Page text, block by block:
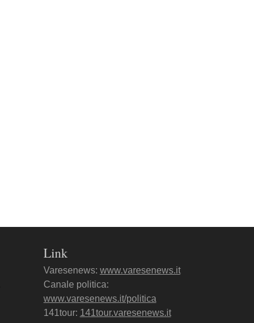
Link
Varesenews: www.varesenews.it
Canale politica:
www.varesenews.it/politica
141tour: 141tour.varesenews.it